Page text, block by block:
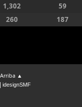
1,302
59
260 187
▲
idesignSMF